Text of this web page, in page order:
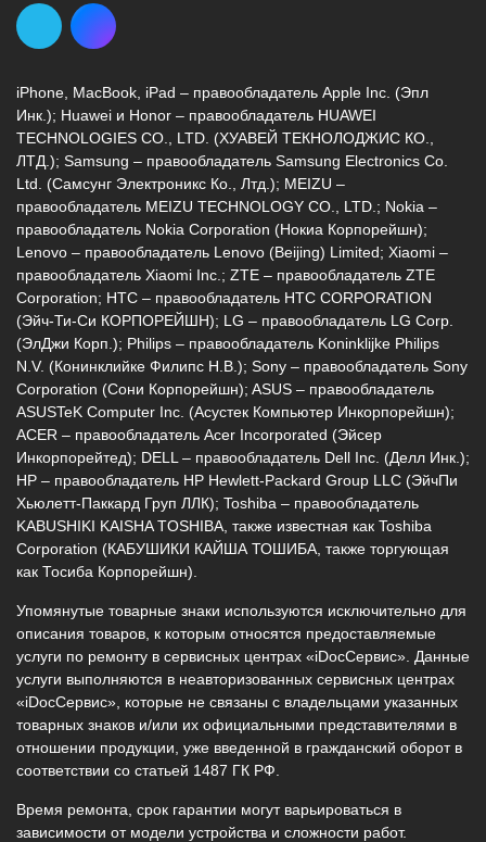
iPhone, MacBook, iPad – правообладатель Apple Inc. (Эпл
Инк.); Huawei и Honor – правообладатель HUAWEI
TECHNOLOGIES CO., LTD. (ХУАВЕЙ ТЕКНОЛОДЖИС КО.,
ЛТД.); Samsung – правообладатель Samsung Electronics Co.
Ltd. (Самсунг Электроникс Ко., Лтд.); MEIZU –
правообладатель MEIZU TECHNOLOGY CO., LTD.; Nokia –
правообладатель Nokia Corporation (Нокиа Корпорейшн);
Lenovo – правообладатель Lenovo (Beijing) Limited; Xiaomi –
правообладатель Xiaomi Inc.; ZTE – правообладатель ZTE
Corporation; HTC – правообладатель HTC CORPORATION
(Эйч-Ти-Си КОРПОРЕЙШН); LG – правообладатель LG Corp.
(ЭлДжи Корп.); Philips – правообладатель Koninklijke Philips
N.V. (Конинклийке Филипс Н.В.); Sony – правообладатель Sony
Corporation (Сони Корпорейшн); ASUS – правообладатель
ASUSTeK Computer Inc. (Асустек Компьютер Инкорпорейшн);
ACER – правообладатель Acer Incorporated (Эйсер
Инкорпорейтед); DELL – правообладатель Dell Inc. (Делл Инк.);
HP – правообладатель HP Hewlett-Packard Group LLC (ЭйчПи
Хьюлетт-Паккард Груп ЛЛК); Toshiba – правообладатель
KABUSHIKI KAISHA TOSHIBA, также известная как Toshiba
Corporation (КАБУШИКИ КАЙША ТОШИБА, также торгующая
как Тосиба Корпорейшн).
Упомянутые товарные знаки используются исключительно для
описания товаров, к которым относятся предоставляемые
услуги по ремонту в сервисных центрах «iDocСервис». Данные
услуги выполняются в неавторизованных сервисных центрах
«iDocСервис», которые не связаны с владельцами указанных
товарных знаков и/или их официальными представителями в
отношении продукции, уже введенной в гражданский оборот в
соответствии со статьей 1487 ГК РФ.
Время ремонта, срок гарантии могут варьироваться в
зависимости от модели устройства и сложности работ.